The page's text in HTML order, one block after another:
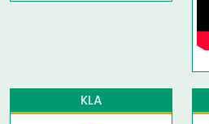
KLA